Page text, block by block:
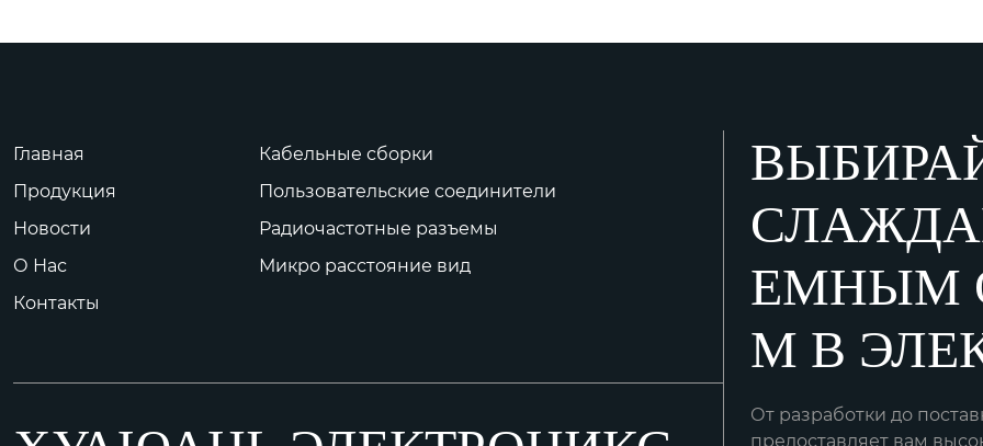
Главная
Продукция
Новости
О Нас
Контакты
Кабельные сборки
Пользовательские соединители
Радиочастотные разъемы
Микро расстояние вид
ЕМНЫМ
М В
От разработки до
предоставляет вам